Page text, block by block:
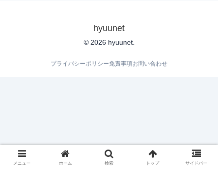
hyuunet
© 2026 hyuunet.
プライバシーポリシー免責事項お問い合わせ
メニュー ホーム 検索 トップ サイドバー